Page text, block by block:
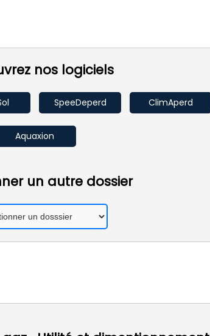
nos logiciels
SpeeDeperd ClimAperd
Aquaxion
un autre dossier